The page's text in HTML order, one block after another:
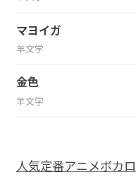
マヨイガ
羊文学
金色
羊文学
人気定番アニメボカロ